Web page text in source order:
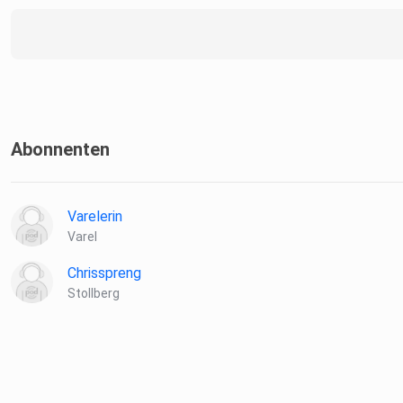
Abonnenten
Varelerin
Varel
Chrisspreng
Stollberg